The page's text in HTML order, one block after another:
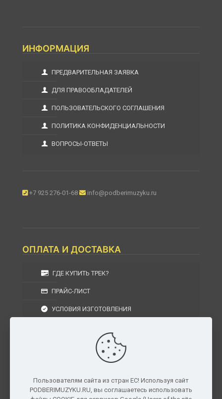
ИНФОРМАЦИЯ
ПРЕДВАРИТЕЛЬНАЯ ЗАЯВКА
ДЛЯ ПРАВООБЛАДАТЕЛЕЙ
ПОЛЬЗОВАТЕЛЬСКОГО СОГЛАШЕНИЯ
ПОЛИТИКА КОНФИДЕНЦИАЛЬНОСТИ
ВОПРОСЫ-ОТВЕТЫ
+7 925 276-01-68 info@podberimuzyku.ru
ОПЛАТА И ДОСТАВКА
ГДЕ КУПИТЬ ТРЕК?
ПРАЙС-ЛИСТ
УСЛОВИЯ ИЗГОТОВЛЕНИЯ
УСЛОВИЯ ВОЗВРАТА
г. Москва, Московская область, Центральный
Пользователям сайта из стран ЕС! Используя сайт
PODBERIMUZYKU.RU, вы соглашаетесь использовать